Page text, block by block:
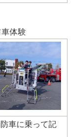
体験
車に乗って記